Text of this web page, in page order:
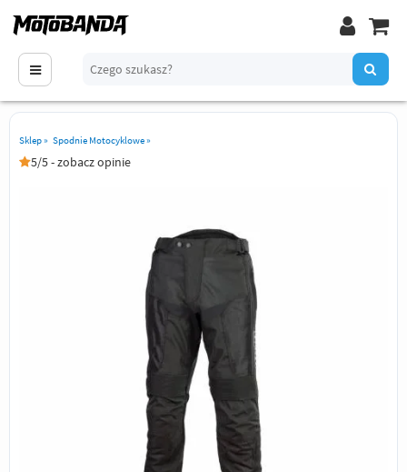
Sklep» Spodnie Motocyklowe»
5/5 - zobacz opinie